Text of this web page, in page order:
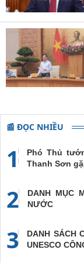
📰 ĐỌC NHIỀU
1
Phó Thủ
Thanh Sơn
2
DANH MỤC
NƯỚC
3
DANH SÁCH
UNESCO